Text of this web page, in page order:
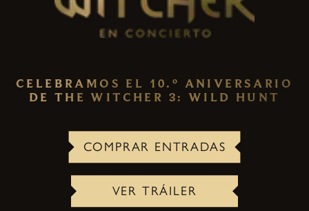
CELEBRAMOS EL 10.º ANIVERSARIO
DE THE WITCHER 3: WILD HUNT
COMPRAR ENTRADAS
VER TRÁILER